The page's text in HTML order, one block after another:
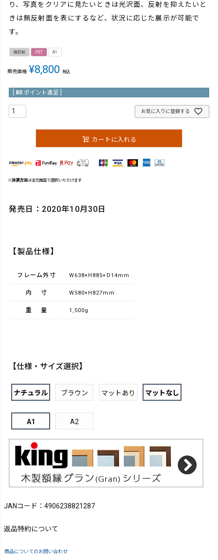
り、写真をクリアに見たいときは光沢面、反射を抑えたいと
きは無反射面を表にするなど、状況に応じた展示が可能で
す。
無反射 PET A1
販売価格 ¥8,800 税込
80 ポイント進呈 ]
お気に入りに登録する
カートに入れる
※決済方法は注文画面で選択いただけます
発売日：2020年10月30日
【製品仕様】
フレーム外寸 W638×H885×D14mm
内寸 W580×H827mm
重量 1,500g
【仕様・サイズ選択】
ナチュラル ブラウン マットあり マットなし
A1 A2
JANコード：4906238821287
返品特約について
商品についてのお問い合わせ